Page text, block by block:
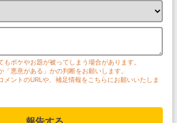
ボケやお題が被ってしまう場合があります。
悪意がある」かの判断をお願いします。
メントのURLや、補足情報をこちらにお願いいたしま